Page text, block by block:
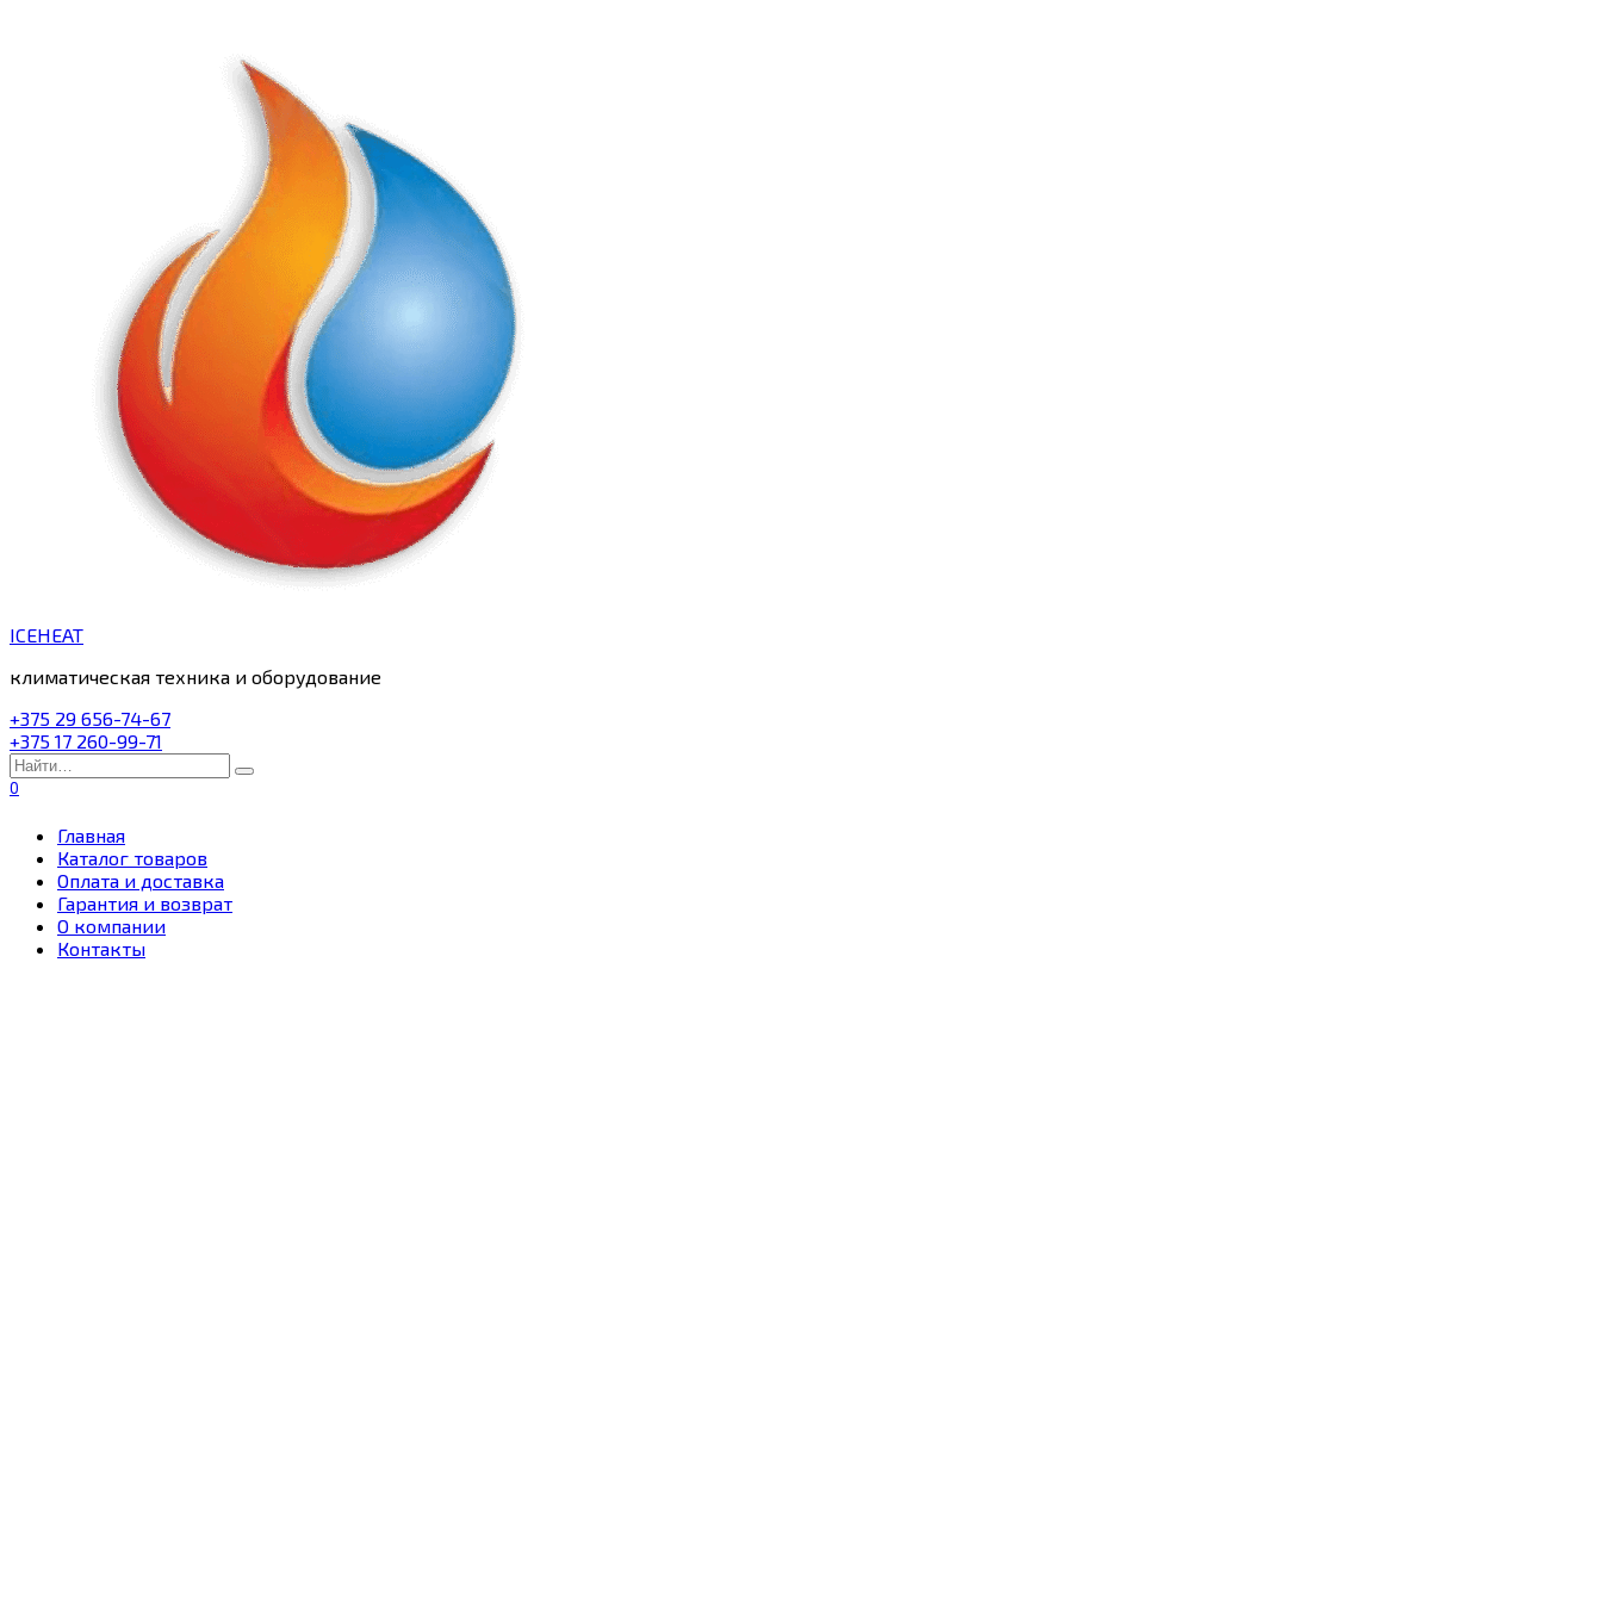
ICEHEAT
климатическая техника и оборудование
+375 29 656-74-67
+375 17 260-99-71
Search
for:
0
Главная
Каталог товаров
Оплата и доставка
Гарантия и возврат
О компании
Контакты